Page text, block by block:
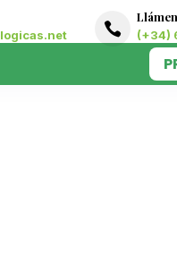
 (+34)